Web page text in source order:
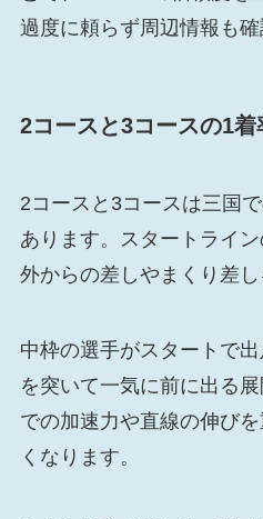
過度に頼らず周辺情報も確
2コースと3コースの1着
2コースと3コースは三国
あります。スタートライ
外からの差しやまくり差し
中枠の選手がスタートで
を突いて一気に前に出る
での加速力や直線の伸び
くなります。